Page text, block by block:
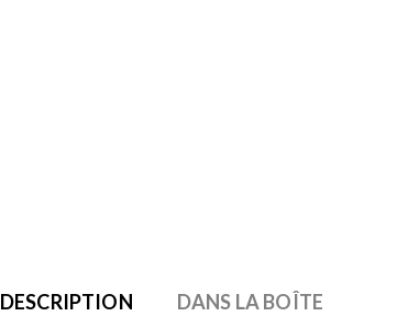
DESCRIPTION DANS LA BOÎTE